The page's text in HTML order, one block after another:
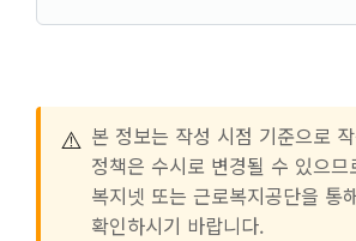
⚠️ 본 정보는 작성 시점 기준으로
정책은 수시로 변경될 수 있으
복지넷 또는 근로복지공단을 통
확인하시기 바랍니다.